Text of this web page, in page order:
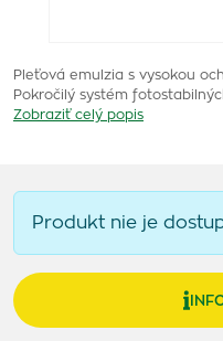
Pleťová emulzia s vysokou
Pokročilý systém
Zobraziť celý popis
Produkt nie je